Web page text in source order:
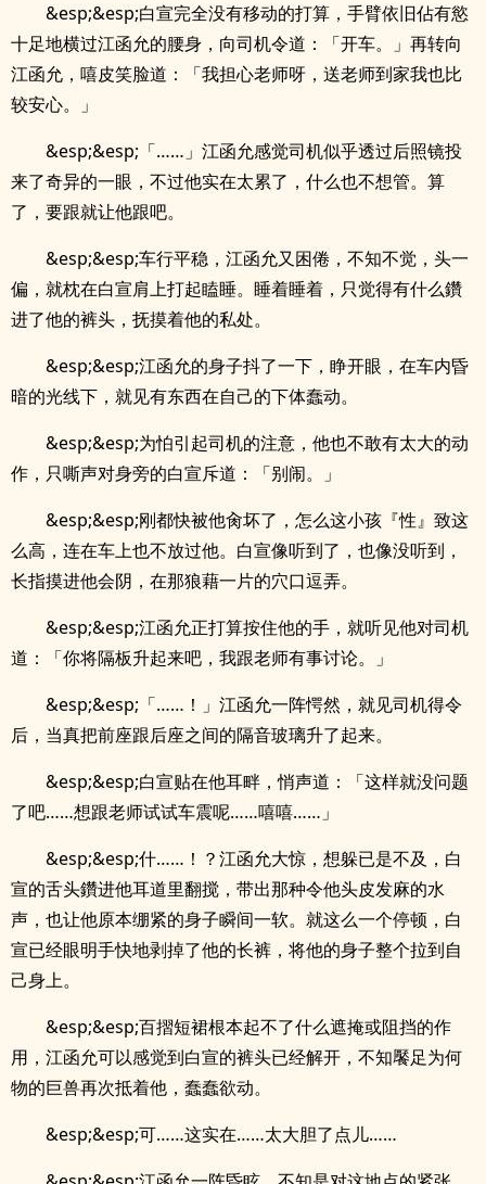
&esp;&esp;白宣完全没有移动的打算，手臂依旧佔有慾
十足地横过江函允的腰身，向司机令道：「开车。」再转向
江函允，嘻皮笑脸道：「我担心老师呀，送老师到家我也比
较安心。」
&esp;&esp;「……」江函允感觉司机似乎透过后照镜投
来了奇异的一眼，不过他实在太累了，什么也不想管。算
了，要跟就让他跟吧。
&esp;&esp;车行平稳，江函允又困倦，不知不觉，头一
偏，就枕在白宣肩上打起瞌睡。睡着睡着，只觉得有什么鑽
进了他的裤头，抚摸着他的私处。
&esp;&esp;江函允的身子抖了一下，睁开眼，在车内昏
暗的光线下，就见有东西在自己的下体蠢动。
&esp;&esp;为怕引起司机的注意，他也不敢有太大的动
作，只嘶声对身旁的白宣斥道：「别闹。」
&esp;&esp;刚都快被他肏坏了，怎么这小孩『性』致这
么高，连在车上也不放过他。白宣像听到了，也像没听到，
长指摸进他会阴，在那狼藉一片的穴口逗弄。
&esp;&esp;江函允正打算按住他的手，就听见他对司机
道：「你将隔板升起来吧，我跟老师有事讨论。」
&esp;&esp;「……！」江函允一阵愕然，就见司机得令
后，当真把前座跟后座之间的隔音玻璃升了起来。
&esp;&esp;白宣贴在他耳畔，悄声道：「这样就没问题
了吧……想跟老师试试车震呢……嘻嘻……」
&esp;&esp;什……！？江函允大惊，想躲已是不及，白
宣的舌头鑽进他耳道里翻搅，带出那种令他头皮发麻的水
声，也让他原本绷紧的身子瞬间一软。就这么一个停顿，白
宣已经眼明手快地剥掉了他的长裤，将他的身子整个拉到自
己身上。
&esp;&esp;百摺短裙根本起不了什么遮掩或阻挡的作
用，江函允可以感觉到白宣的裤头已经解开，不知饜足为何
物的巨兽再次抵着他，蠢蠢欲动。
&esp;&esp;可……这实在……太大胆了点儿……